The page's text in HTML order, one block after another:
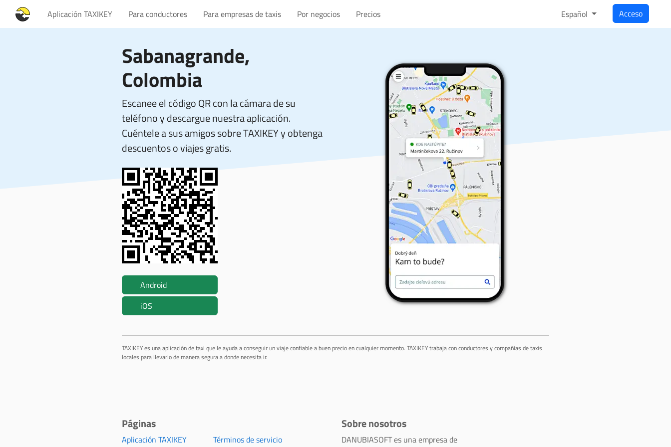
Aplicación TAXIKEY Para conductores Para empresas de taxis Por negocios Precios Español Acceso
Sabanagrande,
Colombia
Escanee el código QR con la cámara de su
teléfono y descargue nuestra aplicación.
Cuéntele a sus amigos sobre TAXIKEY y obtenga
descuentos o viajes gratis.
Android
iOS
TAXIKEY es una aplicación de taxi que le ayuda a conseguir un viaje confiable a buen precio en cualquier momento. TAXIKEY trabaja con conductores y compañías de taxis
locales para llevarlo de manera segura a donde necesita ir.
Páginas
Aplicación TAXIKEY
Términos de servicio
Sobre nosotros
DANUBIASOFT es una empresa de